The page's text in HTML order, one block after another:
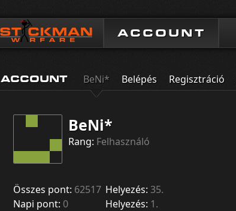
ACCOUNT
ACCOUNT BeNi* Belépés Regisztráció
BeNi*
Rang: Felhasználó
Összes pont: 62517 Helyezés: 35.
Napi pont: 0 Helyezés: 1.